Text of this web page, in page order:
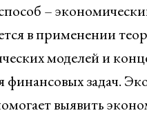
–
в применении
моделей и
финансовых задач.
выявить